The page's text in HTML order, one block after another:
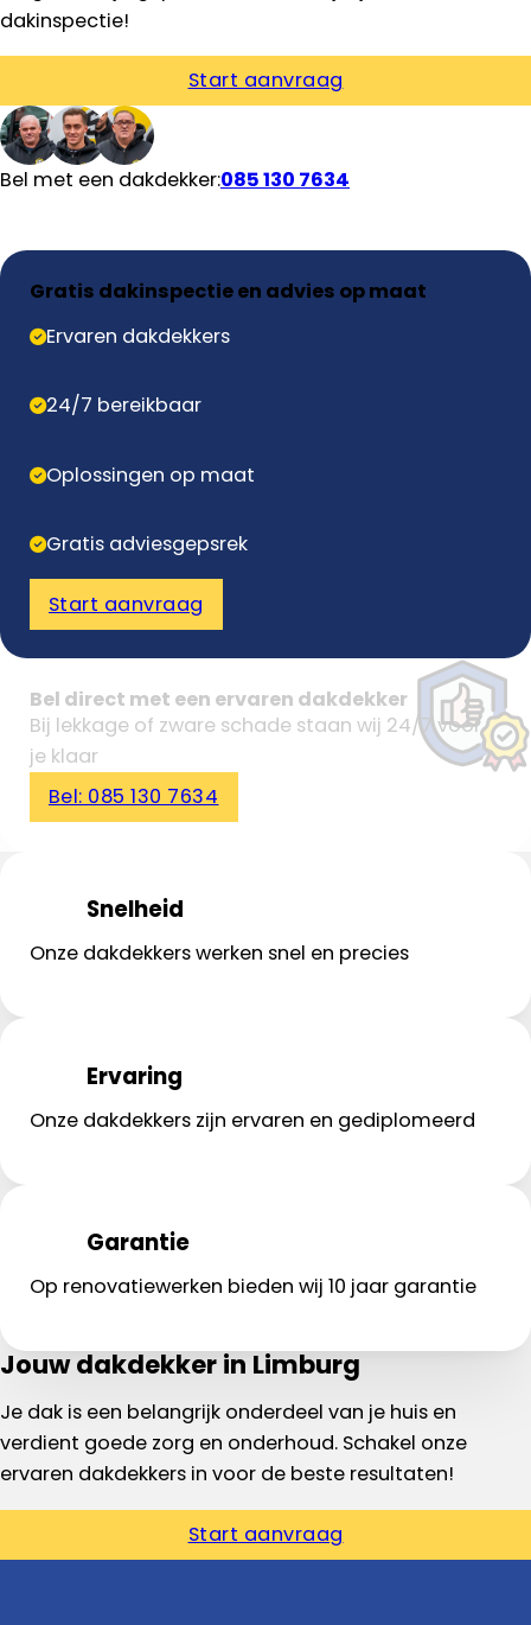
dakinspectie!
Start aanvraag
Bel met een dakdekker:085 130 7634
Gratis dakinspectie en advies op maat
Ervaren dakdekkers
24/7 bereikbaar
Oplossingen op maat
Gratis adviesgepsrek
Start aanvraag
Bel direct met een ervaren dakdekker
Bij lekkage of zware schade staan wij 24/7 voor
je klaar
Bel: 085 130 7634
Snelheid
Onze dakdekkers werken snel en precies
Ervaring
Onze dakdekkers zijn ervaren en gediplomeerd
Garantie
Op renovatiewerken bieden wij 10 jaar garantie
Jouw dakdekker in Limburg
Je dak is een belangrijk onderdeel van je huis en
verdient goede zorg en onderhoud. Schakel onze
ervaren dakdekkers in voor de beste resultaten!
Start aanvraag